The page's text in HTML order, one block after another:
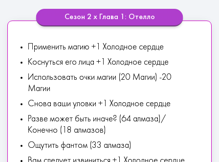
Сезон 2 х Глава 1: Отелло
Применить магию +1 Холодное сердце
Коснуться его лица +1 Холодное сердце
Использовать очки магии (20 Магии) -20
Магии
Снова ваши уловки +1 Холодное сердце
Разве может быть иначе? (64 алмаза)/
Конечно (18 алмазов)
Ощутить фантом (33 алмаза)